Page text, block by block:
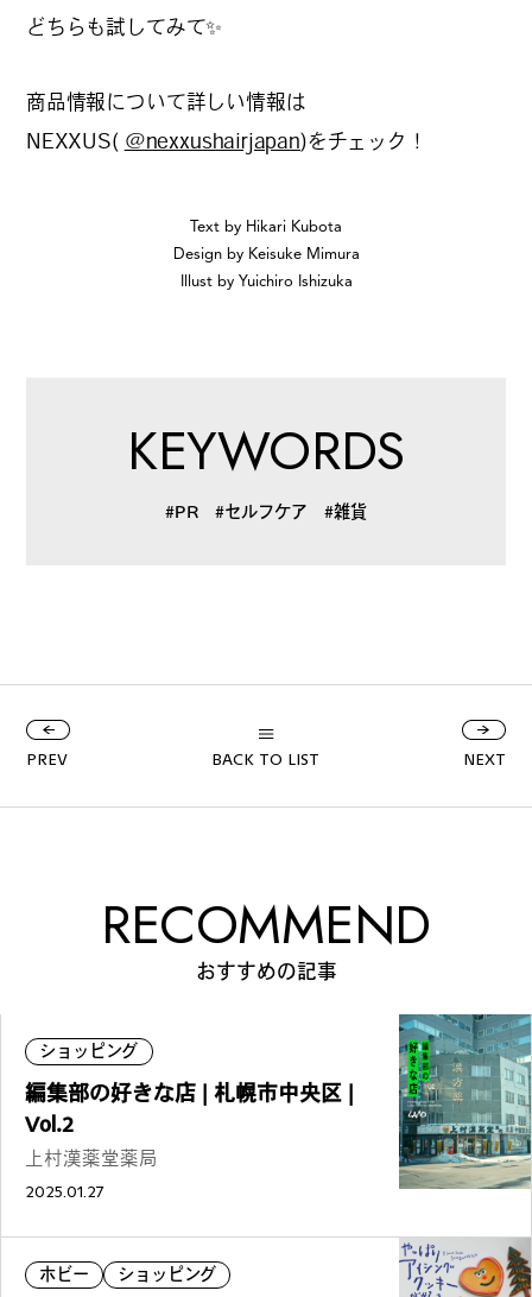
どちらも試してみて✨
商品情報について詳しい情報は
NEXXUS( @nexxushairjapan)をチェック！
Text by Hikari Kubota
Design by Keisuke Mimura
Illust by Yuichiro Ishizuka
KEYWORDS
#PR #セルフケア #雑貨
PREV BACK TO LIST NEXT
RECOMMEND
おすすめの記事
ショッピング
編集部の好きな店 | 札幌市中央区 |
Vol.2
上村漢薬堂薬局
2025.01.27
ホビー ショッピング